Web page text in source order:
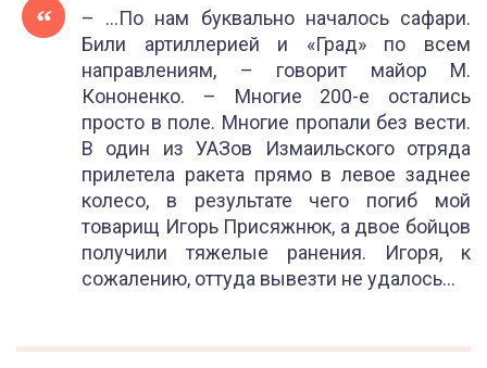
– …По нам буквально началось сафари.
Били артиллерией и «Град» по всем
направлениям, – говорит майор М.
Кононенко. – Многие 200-е остались
просто в поле. Многие пропали без вести.
В один из УАЗов Измаильского отряда
прилетела ракета прямо в левое заднее
колесо, в результате чего погиб мой
товарищ Игорь Присяжнюк, а двое бойцов
получили тяжелые ранения. Игоря, к
сожалению, оттуда вывезти не удалось…